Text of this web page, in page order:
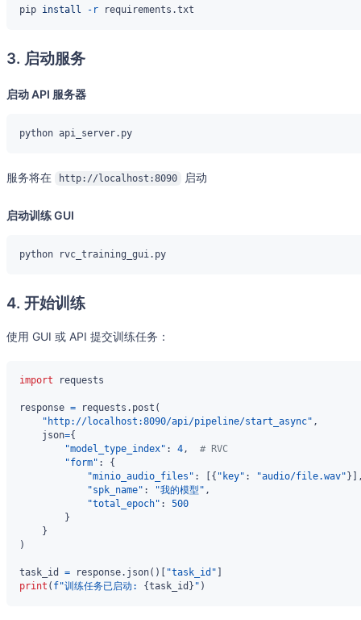
pip install -r
3. 启动服务
启动 API 服务器
服务将在 http://localhost:8090 启动
启动训练 GUI
4. 开始训练
使用 GUI 或 API 提交训练任务：
import
response = requests . post (
"http://localhost:8090/api/pipeline/start_async" ,
    json
={
"model_type_index" : 4,
# RVC
"form" :
{
"minio_audio_files" : [{ "key" : "audio/file.wav"} ]
"spk_name" : "我的模型" ,
"total_epoch" :
500
}
}
)
task_id = response. json( ) [ "task_id" ]
print ( f"训练任务已启动: {task_id } " )